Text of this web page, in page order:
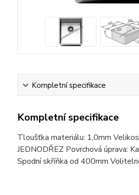
Kompletní specifikace
Kompletní specifikace
Tloušťka materiálu: 1,0mm
JEDNODŘEZ Povrchová úprava:
Spodní skříňka od 400mm